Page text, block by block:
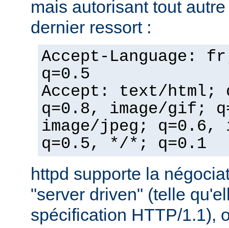
mais autorisant tout
dernier ressort :
Accept-Language:
q=0.5
Accept: text/html;
q=0.8, image/gif;
image/jpeg; q=0.6,
q=0.5, */*; q=0.1
httpd supporte la
"server driven" (telle
spécification HTTP/1.1),